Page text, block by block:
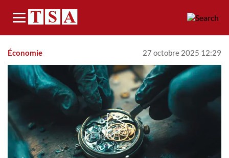
Menu
Économie 27 octobre 2025 12:29